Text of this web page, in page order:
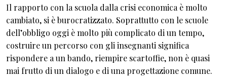
Il rapporto con la scuola dalla crisi economica è molto
cambiato, si è burocratizzato. Soprattutto con le scuole
dell’obbligo oggi è molto più complicato di un tempo,
costruire un percorso con gli insegnanti significa
rispondere a un bando, riempire scartoffie, non è quasi
mai frutto di un dialogo e di una progettazione comune.